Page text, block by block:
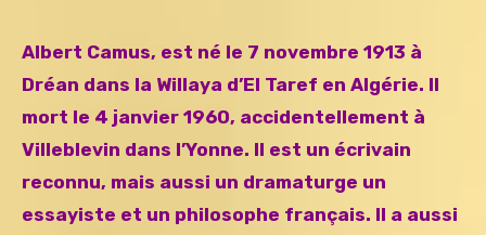
Albert Camus, est né le 7 novembre 1913 à
Dréan dans la Willaya d’El Taref en Algérie. Il
mort le 4 janvier 1960, accidentellement à
Villeblevin dans l’Yonne. Il est un écrivain
reconnu, mais aussi un dramaturge un
essayiste et un philosophe français. Il a aussi